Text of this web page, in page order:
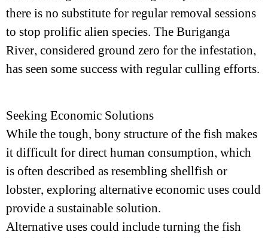
there is no substitute for regular removal sessions
to stop prolific alien species. The Buriganga
River, considered ground zero for the infestation,
has seen some success with regular culling efforts.
Seeking Economic Solutions
While the tough, bony structure of the fish makes
it difficult for direct human consumption, which
is often described as resembling shellfish or
lobster, exploring alternative economic uses could
provide a sustainable solution.
Alternative uses could include turning the fish